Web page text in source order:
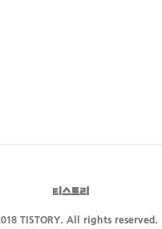
티스토리
TISTORY. All rights reserved.